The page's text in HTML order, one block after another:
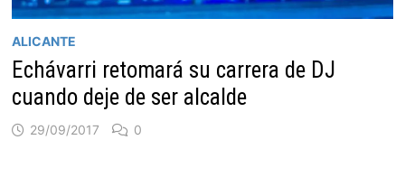
ALICANTE
Echávarri retomará su carrera de DJ
cuando deje de ser alcalde
29/09/2017 0